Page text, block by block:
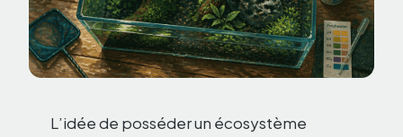
L’idée de posséder un écosystème